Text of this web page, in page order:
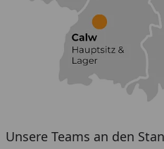
Unsere Teams an den